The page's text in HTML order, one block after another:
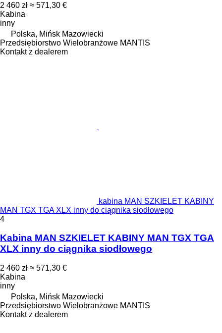
2 460 zł ≈ 571,30 €
Kabina
inny
Polska, Mińsk Mazowiecki
Przedsiębiorstwo Wielobranżowe MANTIS
Kontakt z dealerem
kabina MAN SZKIELET KABINY
MAN TGX TGA XLX inny do ciągnika siodłowego
4
Kabina MAN SZKIELET KABINY MAN TGX TGA
XLX inny do ciągnika siodłowego
2 460 zł ≈ 571,30 €
Kabina
inny
Polska, Mińsk Mazowiecki
Przedsiębiorstwo Wielobranżowe MANTIS
Kontakt z dealerem